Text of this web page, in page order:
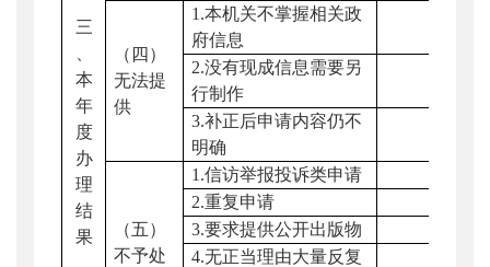
三
本
年
度
办
理
结
果
（四）
无法提
供
1.本机关不掌握相关政
府信息
2.没有现成信息需要另
行制作
3.补正后申请内容仍不
明确
（五）
不予处
1.信访举报投诉类申请
2.重复申请
3.要求提供公开出版物
4.无正当理由大量反复